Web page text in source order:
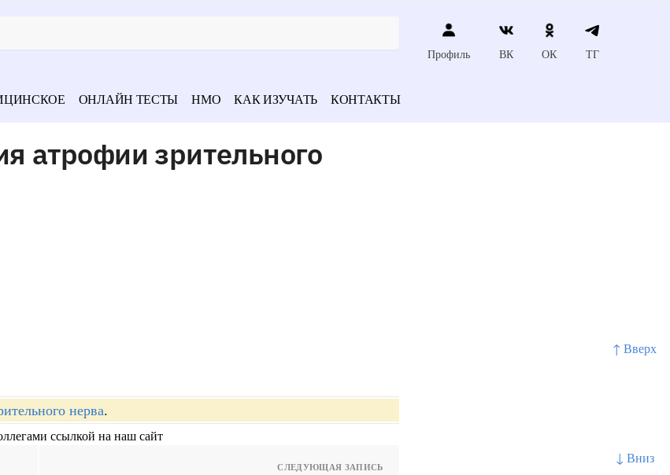
↑ Вверх
↓ Вниз
Профиль ВК ОК ТГ
ОНЛАЙН ТЕСТЫ НМО КАК ИЗУЧАТЬ КОНТАКТЫ
атрофии зрительного
нерва.
ссылкой на наш сайт
СЛЕДУЮЩАЯ ЗАПИСЬ